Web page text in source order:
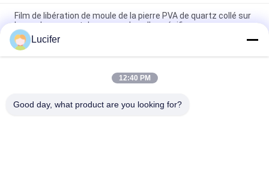
Film de libération de moule de la pierre PVA de quartz collé sur
le moule en caoutchouc avec la colle spécifique
1850 mmx1000mx38 microns Film de libération PVA pour les
dalles de pierre de quartz
Film de libération PVA soluble dans l'eau à haute température
Lucifer
12:40 PM
Good day, what product are you looking for?